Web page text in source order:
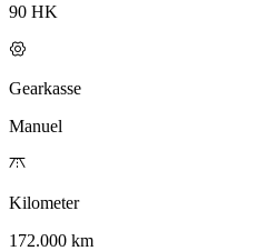
90 HK
Gearkasse
Manuel
Kilometer
172.000 km